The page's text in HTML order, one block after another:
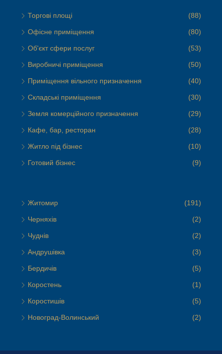
Торгові площі (88)
Офісне приміщення (80)
Об'єкт сфери послуг (53)
Виробничі приміщення (50)
Приміщення вільного призначення (40)
Складські приміщення (30)
Земля комерційного призначення (29)
Кафе, бар, ресторан (28)
Житло під бізнес (10)
Готовий бізнес (9)
Житомир (191)
Черняхів (2)
Чуднів (2)
Андрушівка (3)
Бердичів (5)
Коростень (1)
Коростишів (5)
Новоград-Волинський (2)